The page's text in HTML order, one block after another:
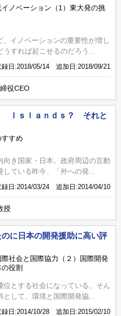
ノベーション（1）東大発の挑
イノベーションの重要性が増し
すれば起こせるのだろう...
録日:2018/05/14 追加日:2018/09/21
役CEO
Ｉｓｌａｎｄｓ？ それと
すめ
向き国家・日本。政府周辺の言動
ている昨今、「外への発...
録日:2014/03/24 追加日:2014/04/10
授
に日本の開発援助に高い評
社会と国際協力（２）国際開発
役割
とする社会になっている。そん
して、環境と国際開発協...
録日:2014/10/28 追加日:2015/02/10